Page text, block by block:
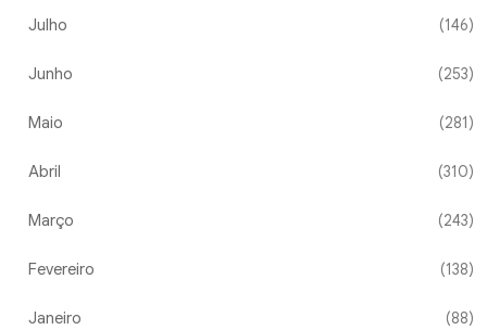
Julho (146)
Junho (253)
Maio (281)
Abril (310)
Março (243)
Fevereiro (138)
Janeiro (88)